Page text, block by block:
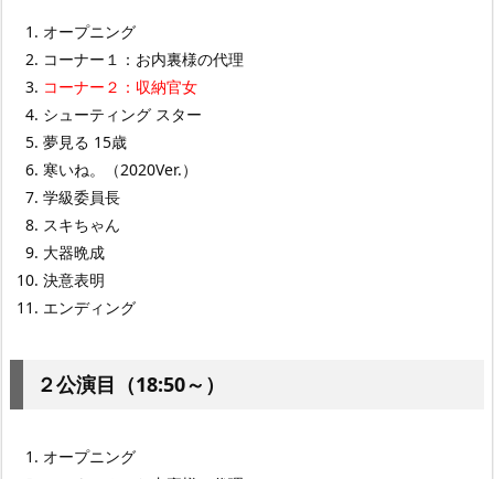
オープニング
コーナー１：お内裏様の代理
コーナー２：収納官女
シューティング スター
夢見る 15歳
寒いね。（2020Ver.）
学級委員長
スキちゃん
大器晩成
決意表明
エンディング
２公演目（18:50～）
オープニング